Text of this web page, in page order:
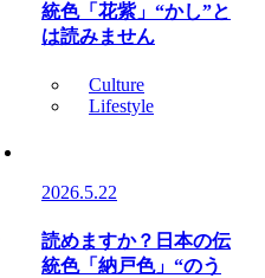
統色「花紫」“かし”と
は読みません
Culture
Lifestyle
2026.5.22
読めますか？日本の伝
統色「納戸色」“のう